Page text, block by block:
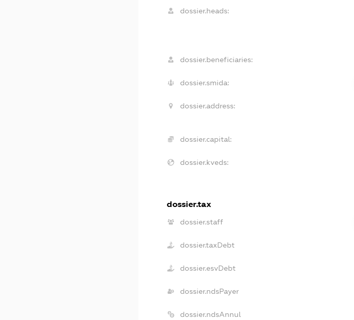
dossier.heads:
dossier.beneficiaries:
dossier.smida:
dossier.address:
dossier.capital:
dossier.kveds:
dossier.tax
dossier.staff
dossier.taxDebt
dossier.esvDebt
dossier.ndsPayer
dossier.ndsAnnul